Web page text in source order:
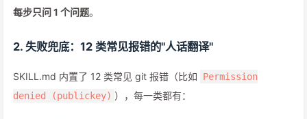
每步只问 1 个问题。
2. 失败兜底：12 类常见报错的"人话翻译"
SKILL.md 内置了 12 类常见 git 报错（比如
Permission
denied (publickey) ），每一类都有：